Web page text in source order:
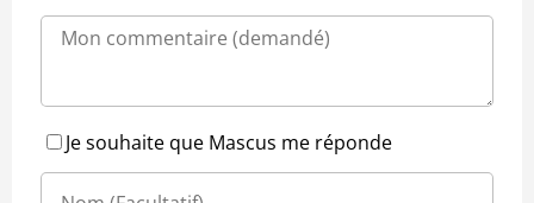
Je souhaite que Mascus me réponde